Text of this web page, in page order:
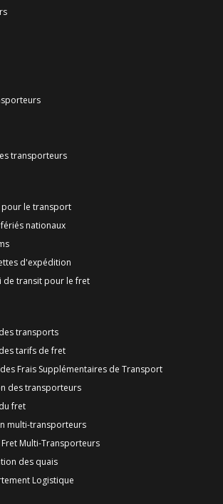
transporteurs
pour le transport
nationaux
d'expédition
de transit pour le fret
transports
tarifs de fret
Frais Supplémentaires de Transport
des transporteurs
fret
multi-transporteurs
Multi-Transporteurs
des quais
Logistique